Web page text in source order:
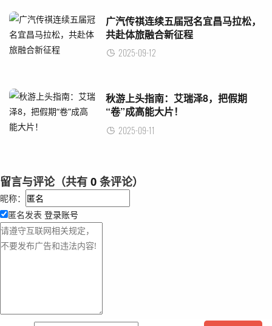
广汽传祺连续五届冠名宜昌马拉松，
共赴体旅融合新征程
2025-09-12
秋游上头指南：艾瑞泽8，把假期
“卷”成高能大片！
2025-09-11
留言与评论（共有 0 条评论）
昵称：
匿名发表 登录账号